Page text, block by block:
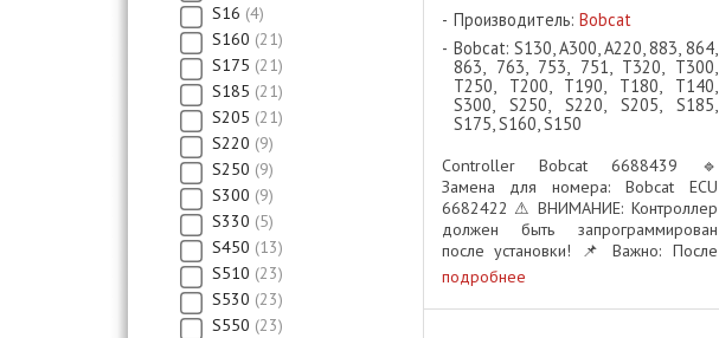
S16 4
S160 21
S175 21
S185 21
S205 21
S220 9
S250 9
S300 9
S330
5
S450 13
S510 23
S530 23
S550 23
Производитель: Bobcat
Bobcat: S130, A300, A220, 883, 864,
863, 763, 753, 751, T320, T300,
T250, T200, T190, T180, T140,
S300, S250, S220, S205, S185,
S175, S160, S150
Controller Bobcat 6688439 🔹
Замена для номера: Bobcat ECU
6682422 ⚠ ВНИМАНИЕ: Контроллер
должен быть запрограммирован
после установки! 📌 Важно: После
получения заказа необходимо
обратиться к представителю Bobcat
для программирования блока ...
подробнее